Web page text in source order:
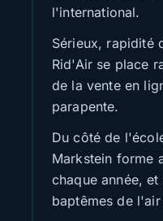
l'international.
Sérieux, rapidité
Rid'Air se place
de la vente en
parapente.
Du côté de
Markstein forme
chaque année,
baptêmes de